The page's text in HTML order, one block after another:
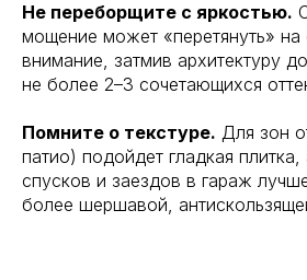
Не переборщите с яркостью.
мощение может «перетянуть» на
внимание, затмив архитектуру
не более 2–3 сочетающихся
Помните о текстуре. Для зон
патио) подойдет гладкая плитка,
спусков и заездов в гараж
более шершавой,